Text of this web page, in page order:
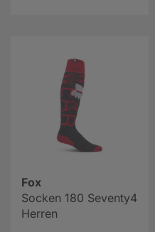
Fox
Socken 180 Seventy4
Herren